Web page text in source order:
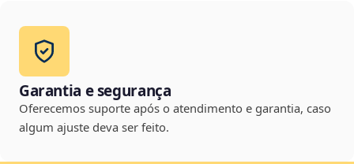
Garantia e segurança
Oferecemos suporte após o atendimento e garantia, caso
algum ajuste deva ser feito.